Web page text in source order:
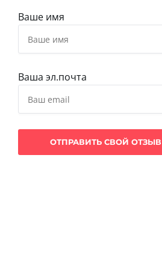
Ваше имя
Ваша эл.почта